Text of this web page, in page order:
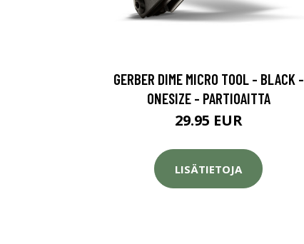
GERBER DIME MICRO TOOL - BLACK -
ONESIZE - PARTIOAITTA
29.95 EUR
LISÄTIETOJA